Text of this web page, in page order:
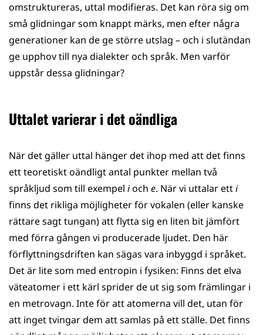
omstruktureras, uttal modifieras. Det kan röra sig om
små glidningar som knappt märks, men efter några
generationer kan de ge större utslag – och i slutändan
ge upphov till nya dialekter och språk. Men varför
uppstår dessa glidningar?
Uttalet varierar i det oändliga
När det gäller uttal hänger det ihop med att det finns
ett teoretiskt oändligt antal punkter mellan två
språkljud som till exempel ioch e. När vi uttalar etti
finns det rikliga möjligheter för vokalen (eller kanske
rättare sagt tungan) att flytta sig en liten bit jämfört
med förra gången vi producerade ljudet. Den här
förflyttningsdriften kan sägas vara inbyggd i språket.
Det är lite som med entropin i fysiken: Finns det elva
väteatomer i ett kärl sprider de ut sig som främlingar i
en metrovagn. Inte för att atomerna vill det, utan för
att inget tvingar dem att samlas på ett ställe. Det finns